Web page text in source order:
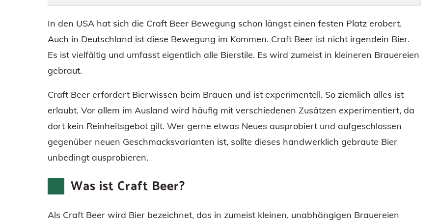
In den USA hat sich die Craft Beer Bewegung schon längst einen festen Platz erobert.
Auch in Deutschland ist diese Bewegung im Kommen. Craft Beer ist nicht irgendein Bier.
Es ist vielfältig und umfasst eigentlich alle Bierstile. Es wird zumeist in kleineren Brauereien
gebraut.
Craft Beer erfordert Bierwissen beim Brauen und ist experimentell. So ziemlich alles ist
erlaubt. Vor allem im Ausland wird häufig mit verschiedenen Zusätzen experimentiert, da
dort kein Reinheitsgebot gilt. Wer gerne etwas Neues ausprobiert und aufgeschlossen
gegenüber neuen Geschmacksvarianten ist, sollte dieses handwerklich gebraute Bier
unbedingt ausprobieren.
Was ist Craft Beer?
Als Craft Beer wird Bier bezeichnet, das in zumeist kleinen, unabhängigen Brauereien